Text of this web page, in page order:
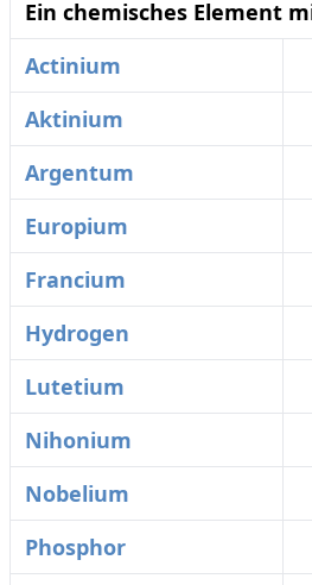
Ein chemisches Element
Actinium
Aktinium
Argentum
Europium
Francium
Hydrogen
Lutetium
Nihonium
Nobelium
Phosphor